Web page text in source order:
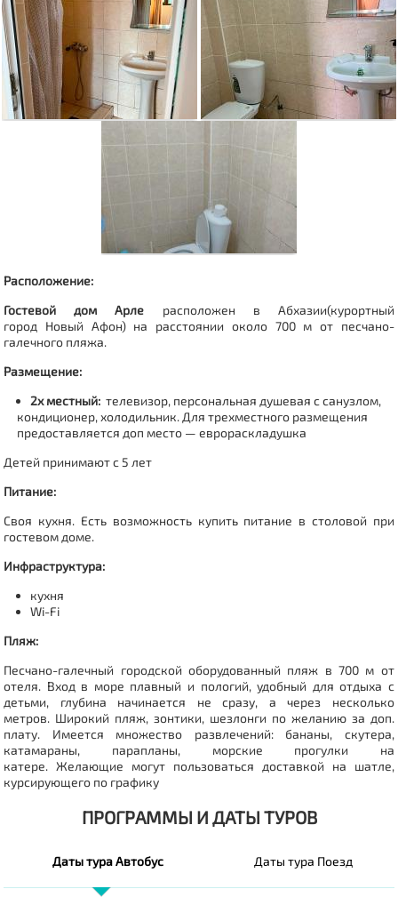
Расположение:
Гостевой дом Арле расположен в Абхазии(курортный
город Новый Афон) на расстоянии около 700 м от песчано-
галечного пляжа.
Размещение:
2х местный: телевизор, персональная душевая с санузлом,
кондиционер, холодильник. Для трехместного размещения
предоставляется доп место — еврораскладушка
Детей принимают с 5 лет
Питание:
Своя кухня. Есть возможность купить питание в столовой при
гостевом доме.
Инфраструктура:
кухня
Wi-Fi
Пляж:
Песчано-галечный городской оборудованный пляж в 700 м от
отеля. Вход в море плавный и пологий, удобный для отдыха с
детьми, глубина начинается не сразу, а через несколько
метров. Широкий пляж, зонтики, шезлонги по желанию за доп.
плату. Имеется множество развлечений: бананы, скутера,
катамараны, парапланы, морские прогулки на
катере.Желающие могут пользоваться доставкой на шатле,
курсирующего по графику
ПРОГРАММЫ И ДАТЫ ТУРОВ
Даты тура Автобус Даты тура Поезд